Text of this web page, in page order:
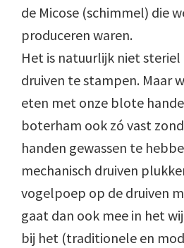
de Micose (schimmel) die
produceren waren.
Het is natuurlijk niet
druiven te stampen. Maar
eten met onze blote
boterham ook zó vast
handen gewassen te
mechanisch druiven
vogelpoep op de druiven
gaat dan ook mee in het
bij het (traditionele en